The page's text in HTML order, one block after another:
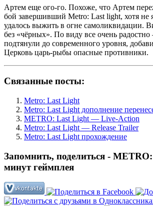
Артем еще ого-го. Похоже, что Артем
бой завершивший Metro: Last light, хотя не
удалось выжить в огне самоликвидации.
без «чёрных». По виду все очень
подтянули до современного уровня,
Церковь царь-рыбы опасные противники.
Связанные посты:
Metro: Last Light
Metro: Last Light дополнение
METRO: Last Light — Live-Action
Metro: Last Light — Release Trailer
Metro: Last Light прохождение
Запомнить, поделиться -
минут геймплея